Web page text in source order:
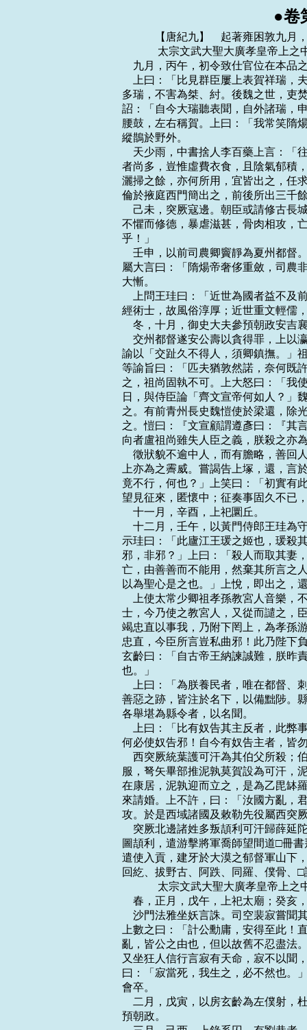
●卷
　　【唐紀九】　起著雍困敦九月，盡重光單閼，凡三年有奇。
    　　 太宗文武大聖大廣孝皇帝上之中貞觀二年（戊子，公元六二八年）
    九月，丙午，初令致仕官位在本品之上。
    上曰：「比見群臣屢上表賀祥瑞，夫家給人足而無瑞，不害為堯、舜；百姓愁怨而
多瑞，不害為桀、紂。後魏之世，吏焚連理木，煮白雉而食之，豈足為至治乎！」丁未，
詔：「自今大瑞聽表聞，自外諸瑞，申所司而已。」嘗有白鵲構巢於寢殿槐上，合歡如
腰鼓，左右稱賀。上曰：「我常笑隋煬帝好祥瑞。瑞在得賢，此何足賀！」命毀其巢，
縱鵲於野外。
    天少雨，中書捨人李百藥上言：「往年雖出宮人，竊聞太上皇宮及掖庭宮人，無用
者尚多，豈惟虛費衣食，且陰氣郁積，亦足致旱。」上曰：「婦人幽閉深宮，誠為可愍。
灑掃之餘，亦何所用，宜皆出之，任求伉儷。」於是遣尚書左丞戴冑、給事中洹水杜正
倫於掖庭西門簡出之，前後所出三千餘人。
    己未，突厥寇邊。朝臣或請修古長城，發民乘堡障，上曰：「突厥災異相仍，頡利
不懼而修德，暴虐滋甚，骨肉相攻，亡在朝夕。朕方為公掃清沙漠，安用勞民遠修障塞
乎！」
    壬申，以前司農卿竇靜為夏州都督。靜在司農，少卿趙元楷善聚斂，靜鄙之，對官
屬大言曰：「隋煬帝奢侈重斂，司農非公不可；今天子節儉愛民，公何所用哉！」元楷
大慚。
    上問王珪曰：「近世為國者益不及前古，何也？」對曰：「漢世尚儒術，宰相多用
經術士，故風俗淳厚；近世重文輕儒，參以法律，此治化之所以益衰也。」上然之。
    冬，十月，御史大夫參預朝政安吉襄公杜淹薨。
    交州都督遂安公壽以貪得罪，上以瀛州刺史盧祖尚才兼文武，廉平公直，征入朝，
諭以「交趾久不得人，須卿鎮撫。」祖尚拜謝而出，既而悔之，辭以舊疾。上遣杜如晦
等諭旨曰：「匹夫猶敦然諾，奈何既許朕而復悔之！」祖尚固辭。戊子，上復引見，諭
之，祖尚固執不可。上大怒曰：「我使人不行，何以為政！」命斬於朝堂，尋悔之。他
日，與侍臣論「齊文宣帝何如人？」魏徵對曰：「文宣狂暴，然人與之爭，事理屈則從
之。有前青州長史魏愷使於梁還，除光州長史，不肯行，楊遵彥奏之。文宣怒，召而責
之。愷曰：『文宣顧謂遵彥曰：『其言有理，卿赦之。』此其所長也。」上曰：「然。
向者盧祖尚雖失人臣之義，朕殺之亦為太暴，由此言之，不如文宣矣！」命復其官廕。
    徵狀貌不逾中人，而有膽略，善回人主意，每犯顏苦諫；或逢上怒甚，征神色不移，
上亦為之霽威。嘗謁告上塚，還，言於上曰：「人言陛下欲幸南山，外皆嚴裝已畢，而
竟不行，何也？」上笑曰：「初實有此心，畏卿嗔，故中輟耳。」上嘗得佳鷂，自臂之，
望見征來，匿懷中；征奏事固久不已，鷂竟死懷中。
    十一月，辛酉，上祀圜丘。
    十二月，壬午，以黃門侍郎王珪為守侍中。上嘗閒居，與珪語，有美人侍側，上指
示珪曰：「此廬江王瑗之姬也，瑗殺其夫而納之。」珪避席曰：「陛下以廬江納之為是
邪，非邪？」上曰：「殺人而取其妻，卿何問是非！」對曰：「昔齊桓公知郭公之所以
亡，由善善而不能用，然棄其所言之人，管仲以為無異於郭公。今此美人尚在左右，臣
以為聖心是之也。」上悅，即出之，還其親族。
    上使太常少卿祖孝孫教宮人音樂，不稱旨，上責之。溫彥博、王珪諫曰：「孝孫雅
士，今乃使之教宮人，又從而譴之，臣竊以為不可。」上怒曰：「朕置卿等於腹心，當
竭忠直以事我，乃附下罔上，為孝孫游說邪？」彥博拜謝。珪不拜，曰：「陛下責臣以
忠直，今臣所言豈私曲邪！此乃陛下負臣，非臣負陛下。」上默然而罷。明日，上謂房
玄齡曰：「自古帝王納諫誠難，朕昨責溫彥博、王珪、至今悔之。公等勿為此不盡言
也。」
    上曰：「為朕養民者，唯在都督、刺史，朕常疏其名於屏風，坐臥觀之，得其在官
善惡之跡，皆注於名下，以備黜陟。縣令尤為親民，不可不擇。」乃命內外五品已上，
各舉堪為縣令者，以名聞。
    上曰：「比有奴告其主反者，此弊事。夫謀反不能獨為，必與人共之，何患不發，
何必使奴告邪！自今有奴告主者，皆勿受，仍斬之。」
    西突厥統葉護可汗為其伯父所殺；伯父自立，是為莫賀咄侯屈利俟毘可汗。國人不
服，弩矢畢部推泥孰莫賀設為可汗，泥孰不可。統葉護之子咥力特勒避莫賀咄之禍，亡
在康居，泥孰迎而立之，是為乙毘缽羅肆葉護可汗，與莫賀咄相攻，連兵不息，俱遣使
來請婚。上不許，曰：「汝國方亂，君臣未定，何得言婚！」且諭以各守部分，勿復相
攻。於是西域諸國及敕勒先役屬西突厥者皆叛之。
    突厥北邊諸姓多叛頡利可汗歸薛延陀，共推其俟斤夷男為可汗，夷男不敢當。上方
圖頡利，遣游擊將軍喬師望間道□冊書拜夷男為真珠毘伽可汗，賜以鼓纛。夷男大喜，
遣使入貢，建牙於大漠之郁督軍山下，東至靺鞨，西至西突厥，南接沙磧，北至俱倫水；
回紇、拔野古、阿跌、同羅、僕骨、□諸部落皆屬焉。
    　　 太宗文武大聖大廣孝皇帝上之中貞觀三年（己丑、公元六二九年）
    春，正月，戊午，上祀太廟；癸亥，耕藉於東郊。
    沙門法雅坐妖言誅。司空裴寂嘗聞其言，辛未，寂坐免官，遣還鄉里。寂請留京師，
上數之曰：「計公勳庸，安得至此！直以恩澤為群臣第一。武德之際貨賂公行，紀綱紊
亂，皆公之由也，但以故舊不忍盡法。得歸守墳墓，幸已多矣！」寂遂歸蒲州。未幾，
又坐狂人信行言寂有天命，寂不以聞，當死；流靜州。會山羌作亂，或言劫寂為主。上
曰：「寂當死，我生之，必不然也。」俄聞寂帥家僮破賊。上思其佐命之功，征入朝，
會卒。
    二月，戊寅，以房玄齡為左僕射，杜如晦為右僕射，以尚書右丞魏徵守秘書監，參
預朝政。
    三月，己酉，上錄系囚。有劉恭者，頸有「勝」文，自云「當勝天下」，坐是系獄。
上曰：「若天將興之，非朕所能除；若無天命，『勝』文何為！」乃釋之。
    丁巳，上謂房玄齡、杜如晦曰：「公為僕射，當廣求賢人，隨才授任，此宰相之職
也。比聞聽受辭訟，日不暇給，安能助朕求賢乎！」因敕「尚書細務屬左右丞，唯大事
應奏者，乃關僕射。」
    玄齡明達吏事，輔以文學，夙夜盡心，惟恐一物失所；用法寬平，聞人有善，若己
有之，不以求備取人，不以己長格物。與杜如晦引拔士類，常如不及。至於台閣規模，
皆二人所定。上每與玄齡謀事，必曰：「非如晦不能決。」及如晦至，卒用玄齡之策。
蓋玄齡善謀，如晦能斷故也。二人深相得，同心徇國，故唐世稱賢相者，推房、杜焉。
玄齡雖蒙寵待，或以事被譴，輒累日詣朝堂，稽顙請罪，恐懼若無所容。
    玄齡監修國史，上語之曰：「比見《漢書》載《子虛》、《上林賦》，浮華無用。
其上書論事，詞理切直者，朕從與不從，皆當載之。」
    夏，四月，乙亥，上皇徙居弘義宮，更名大安宮。上始御太極殿，謂侍臣曰：「中
書、門下，機要之司，詔敕有不便者，皆應論執。比來唯睹順從，不聞違異。若但行文
書，則誰不可為，何必擇才也！」房玄齡等皆頓首謝。故事：凡軍國大事，則中書捨人
各執所見，雜署其名，謂之五花判事。中書侍郎、中書令省審之，給事中、黃門侍郎駁
正之。上始申明舊制，由是鮮有敗事。
    茌平人馬周，客游長安，捨於中郎將常何之家。六月，壬午，以旱，詔文武官極言
得失。何武人不學，不知所言，周代之陳便宜二十餘條。上怪其能，以問何，對曰：
「此非臣所能，家客馬周為臣具草耳。」上即召之；未至，遣使督促者數輩。及謁見，
與語，甚悅，令直門下省，尋除監察御史，奉使稱旨。上以常何為知人，賜絹三百匹。
    秋，八月，己巳朔，日有食之。
    丙子，薛延陀毘伽可汗遣其弟統特勒入貢，上賜以寶刀及寶鞭，謂曰：「卿所部有
大罪者斬之，小罪者鞭之。」夷男甚喜。突厥頡利可汗大懼，始遣使稱臣，請尚公主，
修婿禮。
    代州都督張公謹上言突厥可取之狀，以為：「頡利縱欲逞暴，誅忠良，暱奸佞，一
也。薛延陀等諸部皆叛，二也。突利、拓設、欲谷設皆得罪，無所自容，三也。塞北霜
早，□糧乏絕，四也。頡利疏其族類，親委諸胡，胡人反覆，大軍一臨，必生內變，五
也，華人入北，其眾甚多，比聞所在嘯聚，保據山險，大軍出塞，自然響應，六也。」
上以頡利可汗既請和親，復援梁師都，丁亥，命兵部尚書李靖為行軍總管討之，以張公
謹為副。
    九月，丙午，突厥俟斤九人帥三千騎來降。戊午，拔野古、僕骨、同羅、奚酋長並
帥眾來降。
    冬，十一月，辛丑，突厥寇河西，肅州刺史公孫武達、甘州刺史成仁重與戰，破之，
捕虜千餘口。
    上遣使至涼州，都督李大亮有佳鷹，使者諷大亮使獻之，大亮密表曰：「陛下久絕
畋游而使者求鷹。若陛下之意，深乖昔旨；如其自擅，乃是使非其人。」癸卯，上謂侍
臣曰：「李大亮可謂忠直。」手詔褒美，賜以胡瓶及荀悅《漢紀》。
    庚申，以并州都督李世勣為通漢道行軍總管，兵部尚書李靖為定襄道行軍總管，華
州刺史柴紹為金河道行軍總管，靈州大都督薛萬徹為暢武道行軍總管，眾合十餘萬，皆
受李靖節度，分道出擊突厥。
    乙丑，任城王道宗擊突厥於靈州，破之。
    十二月，戊辰，突利可汗入朝，上謂侍臣曰：「往者太上皇以百姓之故，稱臣於突
厥，朕常痛心。今單于稽顙，庶幾可雪前恥。」
    壬午，靺鞨遣使入貢，上曰：「靺鞨遠來，蓋突厥已服之故也。昔人謂御戎無上策，
朕今治安中國，而四夷自服，豈非上策乎！」
    癸未，右僕射杜如晦以疾遜位，上許之。
    乙酉，上問給事中孔穎達曰：「《論語》：『以能問於不能，以多問於寡，有若無，
實若虛。』何謂也？」穎達具釋其義以對，且曰：「非獨匹夫如是，帝王亦然。帝王內
蘊神明，外當玄默，故《易》稱『以蒙養正，以明夷蒞眾。』若位居尊極，炫耀聰明，
以才陵人，飾非拒諫，則下情不通，取亡之道也。」上深善其言。
    庚寅，突厥郁射設帥所部來降。
    閏月，丁未，東謝酋長謝元深、南謝酋長謝強來朝。諸謝皆南蠻別種，在黔州之西。
詔以東謝為應州、南謝為莊州，隸黔州都督。
    是時遠方諸國來朝貢者甚眾，服裝詭異，中書侍郎顏師古請圖寫以示後，作《王會
圖》，從之。
    乙丑，牂柯酋長謝能羽及充州蠻入貢，詔以牂柯為牂州；黨頃酋長細封步賴來降，
以其地為軌州；各以其酋長為刺史。黨項地亙三千里，姓別為部，不相統壹，細封氏、
費聽氏、往利氏、頗超氏、野辭氏、旁當氏、米擒氏、拓跋氏，皆大姓也。步賴既為唐
所禮，餘部相繼來降，以其地為崌、奉、巖、遠四州。
    是歲，戶部奏：中國人自塞外歸，及四夷前後降附者，男子一百二十餘萬口。
    房玄齡、珪掌內外官考，治書侍御史萬年權萬紀奏其不平，上命侯君集推之。魏徵
諫曰：「玄齡、珪皆朝廷舊臣，素以忠直為陛下所委，所考既多，其間能無一二人不當！
察其情，終非阿私。若推得其事，則皆不可信，豈得復當重任！且萬紀比來恆在考堂，
曾無駁正；及身不得考，乃始陳論。此正欲激陛下之怒，非竭誠徇國也。使推之得實，
未足裨益朝廷；若其本虛，徒失陛下委任大臣之意。臣所愛者治體，非敢苟私二臣。」
上乃釋不問。
    濮州刺史龐相壽坐貪污解任，自陳嘗在秦王幕府；上憐之，欲聽還舊任。魏徵諫曰：
「秦府左右，中外甚多，恐人人皆恃恩私，是使為善者懼。」上欣然納之，謂相壽曰：
「我昔為秦王，乃一府之主；今居大位，乃四海之主，不得獨私故人。大臣所執如是，
朕何敢違！」賜帛遣之。相壽流涕而去。
    　　 太宗文武大聖大廣孝皇帝上之中貞觀四年（庚寅，公元六三零年）
    春，正月，李靖帥驍騎三千自馬邑進屯惡陽嶺，夜襲定襄，破之。突厥頡利可汗不
意靖猝至，大驚曰：「唐不傾國而來，靖何敢孤軍至此！」其從一日數驚，乃徙牙於磧
口。靖復遣諜離其心腹，頡利所親康蘇密以隋蕭後及煬帝之孫政道來降。乙亥，至京師。
先是，有降胡言「中國人或潛通書啟於蕭後者」。至是，中書捨人楊文瓘請鞫之，上曰：
「天下未定，突厥方強，愚民無知，或有斯事。今天下已安，既往之罪，何須問也！」
    李世勣出雲中，與突厥戰於白道，大破之。
    二月，己亥，上幸驪山溫湯。
    甲辰，李靖破突厥頡利可汗於陰山。
    先是，頡利既敗，竄於鐵山，餘眾尚數萬；遣執失思力入見，謝罪，請舉國內附，
身自入朝。上遣鴻臚卿唐儉等慰撫之，又詔李靖將兵迎頡利。頡利外為卑辭，內實猶豫，
欲俟草青馬肥，亡入漠北。靖引兵與李世勣會白道，相與謀曰：「頡利雖敗，其眾猶盛，
若走度磧北，保依九姓，道阻且遠，追之難及。今詔使至彼，虜必自寬，若選精騎一萬，
□二十日糧往襲之，不戰可擒矣。」以其謀告張公謹，公謹曰：「詔書已許其降，使者
在彼，奈何擊之！」靖曰：「此韓信所以破齊也。唐儉輩何足惜！」遂勒兵夜發，世勣
繼之，軍至陰山，遇突厥千餘帳，俘以隨軍。頡利見使者，大喜，意自安。靖使武邑蘇
定方帥二百騎為前鋒，乘霧而行，去牙帳七里，虜乃覺之。頡利乘千里馬先走，靖軍至，
虜眾遂潰。唐儉脫身得歸。靖斬首萬餘級，俘男女十餘萬，獲雜畜數十萬，殺隋義成公
主，擒其子疊羅施。頡利帥萬餘人欲度磧，李世勣軍於磧口，頡利至，不得度，其大酋
長皆帥眾降，世勣虜五萬餘口而還。斥地自陰山北至大漠，露布以聞。
    丙午，上還宮。
    甲寅，以克突厥赦天下。以御史大夫溫彥博為中書令，守侍中王珪為侍中；守戶部
尚書戴冑為戶部尚書，參預朝政；太常少卿蕭瑀為御史大夫，與宰臣參議朝政。
    三月，戊辰，以突厥夾畢特勒阿史那思摩為右武修大將軍。
    四夷君長詣闕請上為天可汗，上曰：「我為大唐天子，又下行可汗事乎？」群臣及
四夷皆稱萬歲。是後以璽書賜西北君長，皆稱天可汗。
    庚午，突厥思結俟斤帥眾四萬來降。
    丙子，以突利可汗為右衛大將軍、北平郡王。
    初，始畢可汗以啟民母弟蘇尼失為沙缽羅設，督部落五萬家，牙直靈州西北。及頡
利政亂，蘇尼失所